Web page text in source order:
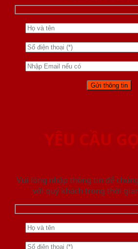
YÊU CẦU
Vui lòng nhập thông tin để
với quý khách trong thời